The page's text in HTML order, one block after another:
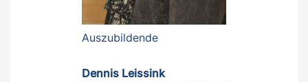
Auszubildende
Dennis Leissink